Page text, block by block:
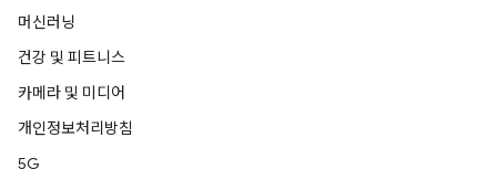
머신러닝
건강 및 피트니스
카메라 및 미디어
개인정보처리방침
5G